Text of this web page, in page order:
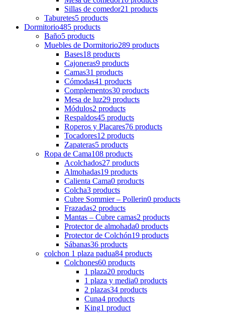
Sillas de comedor21 products
Taburetes5 products
Dormitorio485 products
Baño5 products
Muebles de Dormitorio289 products
Bases18 products
Cajoneras9 products
Camas31 products
Cómodas41 products
Complementos30 products
Mesa de luz29 products
Módulos2 products
Respaldos45 products
Roperos y Placares76 products
Tocadores12 products
Zapateras5 products
Ropa de Cama108 products
Acolchados27 products
Almohadas19 products
Calienta Cama0 products
Colcha3 products
Cubre Sommier – Pollerin0 products
Frazadas2 products
Mantas – Cubre camas2 products
Protector de almohada0 products
Protector de Colchón19 products
Sábanas36 products
colchon 1 plaza padua84 products
Colchones60 products
1 plaza20 products
1 plaza y media0 products
2 plazas34 products
Cuna4 products
King1 product